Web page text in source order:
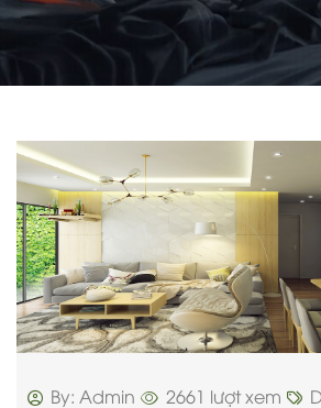
By: Admin 2661 lượt xem